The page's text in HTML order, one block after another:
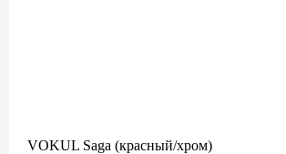
VOKUL Saga (красный/хром)